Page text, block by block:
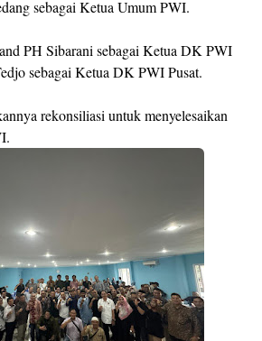
sebagai Ketua Umum PWI.
PH Sibarani sebagai Ketua DK PWI
sebagai Ketua DK PWI Pusat.
rekonsiliasi untuk menyelesaikan